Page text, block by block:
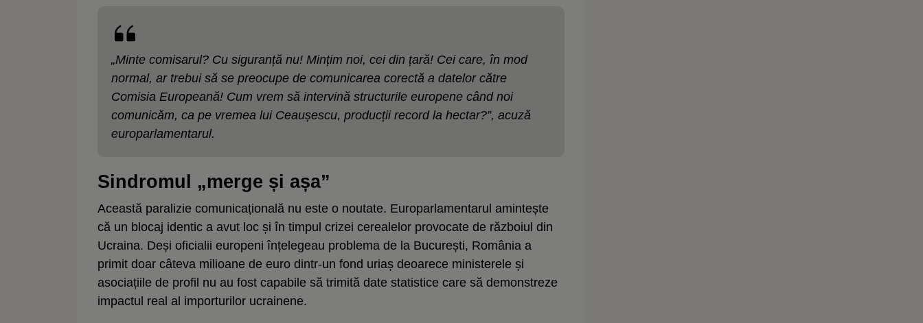
„Minte comisarul? Cu siguranță nu! Mințim noi, cei din țară! Cei care, în mod
normal, ar trebui să se preocupe de comunicarea corectă a datelor către
Comisia Europeană! Cum vrem să intervină structurile europene când noi
comunicăm, ca pe vremea lui Ceaușescu, producții record la hectar?”, acuză
europarlamentarul.
Sindromul „merge și așa”
Această paralizie comunicațională nu este o noutate. Europarlamentarul amintește
că un blocaj identic a avut loc și în timpul crizei cerealelor provocate de războiul din
Ucraina. Deși oficialii europeni înțelegeau problema de la București, România a
primit doar câteva milioane de euro dintr-un fond uriaș deoarece ministerele și
asociațiile de profil nu au fost capabile să trimită date statistice care să demonstreze
impactul real al importurilor ucrainene.